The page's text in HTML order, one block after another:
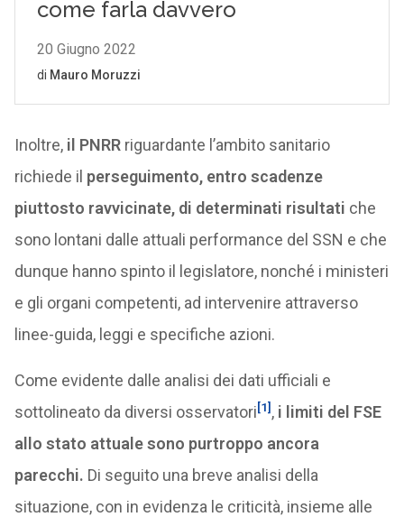
Inoltre, il PNRRriguardante l’ambito sanitario
richiede il perseguimento, entro scadenze
piuttosto ravvicinate, di determinati risultati che
sono lontani dalle attuali performance del SSN e che
dunque hanno spinto il legislatore, nonché i ministeri
e gli organi competenti, ad intervenire attraverso
linee-guida, leggi e specifiche azioni.
Come evidente dalle analisi dei dati ufficiali e
sottolineato da diversi osservatori[1] , i limiti del FSE
allo stato attuale sono purtroppo ancora
parecchi. Di seguito una breve analisi della
situazione, con in evidenza le criticità, insieme alle